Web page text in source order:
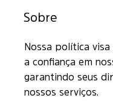
Sobre
Nossa política
a confiança em
garantindo seus
nossos serviços.